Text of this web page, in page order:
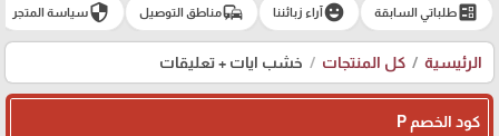
ballotطلباتي السابقة emoji_emotionsآراء زبائننا commuteمناطق التوصيل securityسياسة المتجر
الرئيسية كل المنتجات خشب ايات + تعليقات
كود الخصم P